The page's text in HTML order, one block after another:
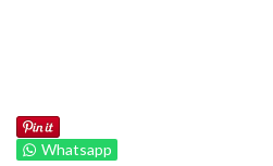
Whatsapp